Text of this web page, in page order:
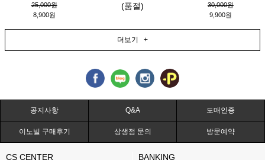
25,000원
8,900원
(품절)
30,000원
9,900원
더보기 +
공지사항 Q&A 도매인증
이노빌 구매후기 상생점 문의 방문예약
CS CENTER BANKING